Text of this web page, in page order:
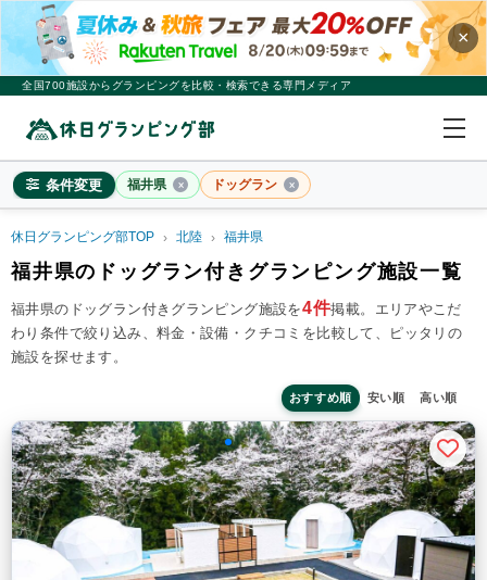
×
全国700施設からグランピングを比較・検索できる専門メディア
条件変更 福井県 ドッグラン
2名 室
料金目安※4名利用時の1名最安値
~20,000円/人
ペット連れ
施設タイプ
ドームテント コットンテント コテージ・ロッジ
バンガロー・キャビン 1組限定貸切
特徴・アクティビティ
BBQ サウナ・テントサウナ 焚火・キャンプファイヤー
温泉 海水浴 ドッグラン 駅から徒歩15分以内
休日グランピング部TOP 北陸 福井県
福井県のドッグラン付きグランピング施設一覧
福井県のドッグラン付きグランピング施設を4件掲載。 エリアやこだ
わり条件で絞り込み、料金・設備・クチコミを比較して、ピッタリの
施設を探せます。
おすすめ順 安い順 高い順